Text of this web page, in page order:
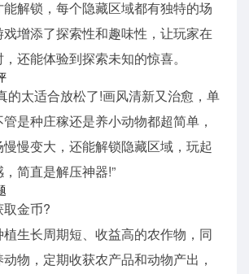
解锁，每个隐藏区域都有独特的场
增添了探索性和趣味性，让玩家在
还能体验到探索未知的惊喜。
的太适合放松了!画风清新又治愈，单
是种庄稼还是养小动物都超简单，
慢变大，还能解锁隐藏区域，玩起
简直是解压神器!”
金币?
生长周期短、收益高的农作物，同
物，定期收获农产品和动物产出，